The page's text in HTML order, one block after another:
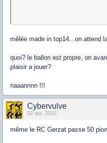
mêlée made in top14...on attend
quoi? le ballon est propre, on
plaisir a jouer?
naaannnn !!!
Cybervulve
02 oct. 2015
même le RC Gerzat passe 50